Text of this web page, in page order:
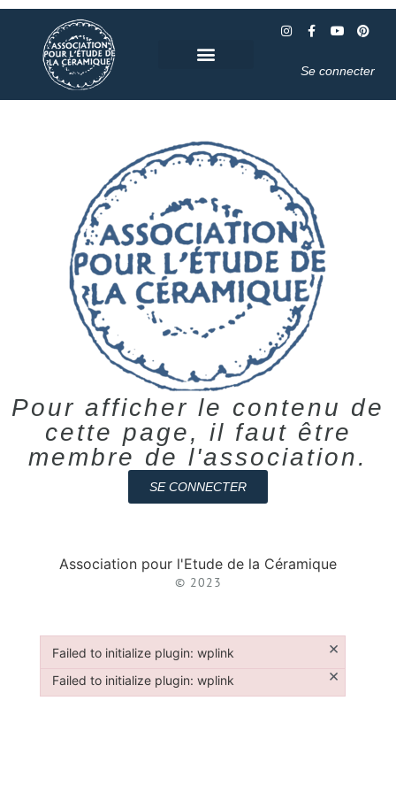
Se connecter
Pour afficher le contenu de
cette page, il faut être
membre de l'association.
SE CONNECTER
Association pour l'Etude de la Céramique
© 2023
Failed to initialize plugin: wplink ×
Failed to initialize plugin: wplink
Failed to initialize plugin: wplink ×